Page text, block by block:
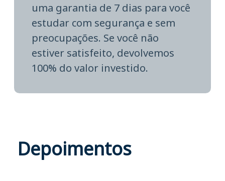
uma garantia de 7 dias para você
estudar com segurança e sem
preocupações. Se você não
estiver satisfeito, devolvemos
100% do valor investido.
Depoimentos